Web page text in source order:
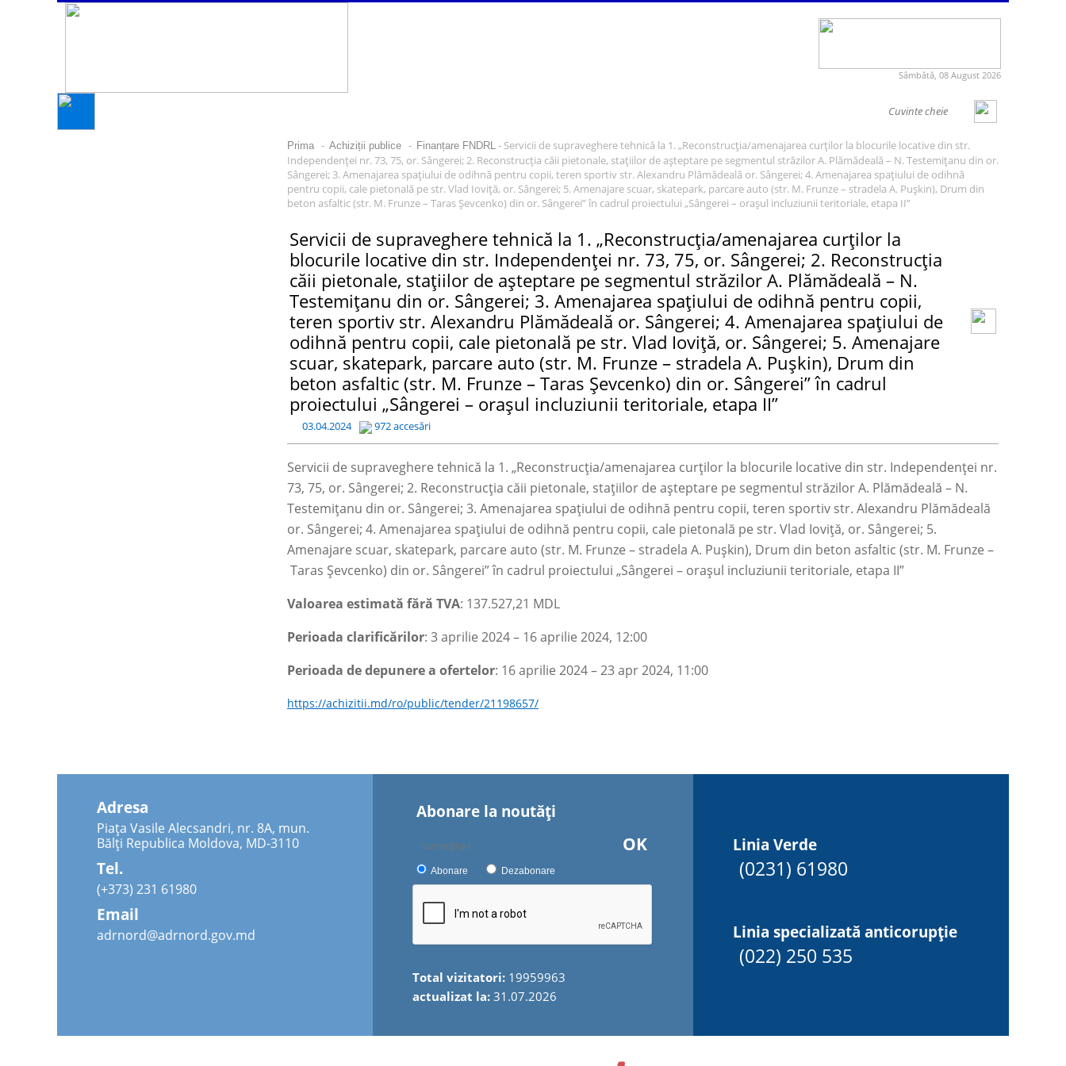
Sâmbătă, 08 August 2026
Prima - Achiziții publice - Finanțare FNDRL - Servicii de supraveghere tehnică la 1. „Reconstrucția/amenajarea curților la blocurile locative din str.
Independenței nr. 73, 75, or. Sângerei; 2. Reconstrucția căii pietonale, stațiilor de așteptare pe segmentul străzilor A. Plămădeală – N. Testemițanu din or.
Sângerei; 3. Amenajarea spațiului de odihnă pentru copii, teren sportiv str. Alexandru Plămădeală or. Sângerei; 4. Amenajarea spațiului de odihnă
pentru copii, cale pietonală pe str. Vlad Ioviță, or. Sângerei; 5. Amenajare scuar, skatepark, parcare auto (str. M. Frunze – stradela A. Pușkin), Drum din
beton asfaltic (str. M. Frunze – Taras Șevcenko) din or. Sângerei” în cadrul proiectului „Sângerei – orașul incluziunii teritoriale, etapa II”
Servicii de supraveghere tehnică la 1. „Reconstrucția/amenajarea curților la
blocurile locative din str. Independenței nr. 73, 75, or. Sângerei; 2. Reconstrucția
căii pietonale, stațiilor de așteptare pe segmentul străzilor A. Plămădeală – N.
Testemițanu din or. Sângerei; 3. Amenajarea spațiului de odihnă pentru copii,
teren sportiv str. Alexandru Plămădeală or. Sângerei; 4. Amenajarea spațiului de
odihnă pentru copii, cale pietonală pe str. Vlad Ioviță, or. Sângerei; 5. Amenajare
scuar, skatepark, parcare auto (str. M. Frunze – stradela A. Pușkin), Drum din
beton asfaltic (str. M. Frunze – Taras Șevcenko) din or. Sângerei” în cadrul
proiectului „Sângerei – orașul incluziunii teritoriale, etapa II”
03.04.2024 972 accesări
Servicii de supraveghere tehnică la 1. „Reconstrucția/amenajarea curților la blocurile locative din str. Independenței nr.
73, 75, or. Sângerei; 2. Reconstrucția căii pietonale, stațiilor de așteptare pe segmentul străzilor A. Plămădeală – N.
Testemițanu din or. Sângerei; 3. Amenajarea spațiului de odihnă pentru copii, teren sportiv str. Alexandru Plămădeală
or. Sângerei; 4. Amenajarea spațiului de odihnă pentru copii, cale pietonală pe str. Vlad Ioviță, or. Sângerei; 5.
Amenajare scuar, skatepark, parcare auto (str. M. Frunze – stradela A. Pușkin), Drum din beton asfaltic (str. M. Frunze –
Taras Șevcenko) din or. Sângerei” în cadrul proiectului „Sângerei – orașul incluziunii teritoriale, etapa II”
Valoarea estimată fără TVA: 137.527,21 MDL
Perioada clarificărilor: 3 aprilie 2024– 16 aprilie 2024, 12:00
Perioada de depunere a ofertelor: 16 aprilie 2024– 23 apr 2024, 11:00
https://achizitii.md/ro/public/tender/21198657/
Adresa
Piața Vasile Alecsandri, nr. 8A, mun.
Bălți Republica Moldova, MD-3110
Tel.
(+373) 231 61980
Email
adrnord@adrnord.gov.md
Abonare la noutăţi
OK
Abonare Dezabonare
Total vizitatori: 19959963
actualizat la: 31.07.2026
Linia Verde
(0231) 61980
Linia specializată anticorupție
(022) 250 535